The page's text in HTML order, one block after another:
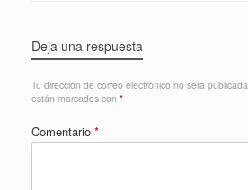
Deja una respuesta
Tu dirección de correo electrónico no será publicada.
están marcados con *
Comentario *